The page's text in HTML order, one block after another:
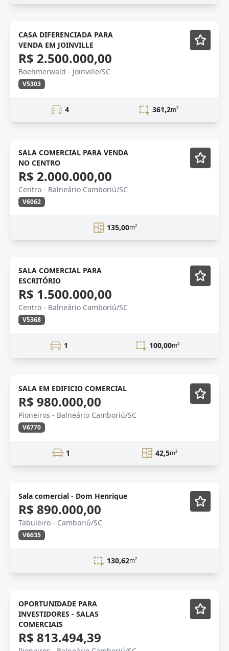
VENDA
CASA DIFERENCIADA PARA
VENDA EM JOINVILLE
R$ 2.500.000,00
Boehmerwald - Joinville/SC
V5303
4 361,2m²
Semi-Novo
SALA COMERCIAL PARA VENDA
NO CENTRO
R$ 2.000.000,00
Centro - Balneário Camboriú/SC
V6062
135,00m²
VENDA Mobiliado
SALA COMERCIAL PARA
ESCRITÓRIO
R$ 1.500.000,00
Centro - Balneário Camboriú/SC
V5368
1 100,00m²
VENDA
SALA EM EDIFICIO COMERCIAL
R$ 980.000,00
Pioneiros - Balneário Camboriú/SC
V6770
1 42,5m²
Lançamento
Sala comercial - Dom Henrique
R$ 890.000,00
Tabuleiro - Camboriú/SC
V6635
130,62m²
OPORTUNIDADE PARA
INVESTIDORES - SALAS
COMERCIAIS
R$ 813.494,39